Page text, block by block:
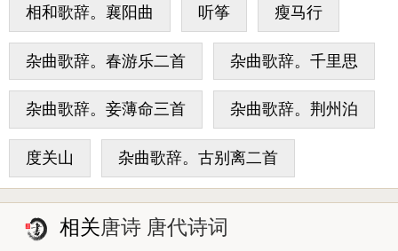
相和歌辞。襄阳曲 听筝 瘦马行
杂曲歌辞。春游乐二首 杂曲歌辞。千里思
杂曲歌辞。妾薄命三首 杂曲歌辞。荆州泊
度关山 杂曲歌辞。古别离二首
相关唐诗 唐代诗词